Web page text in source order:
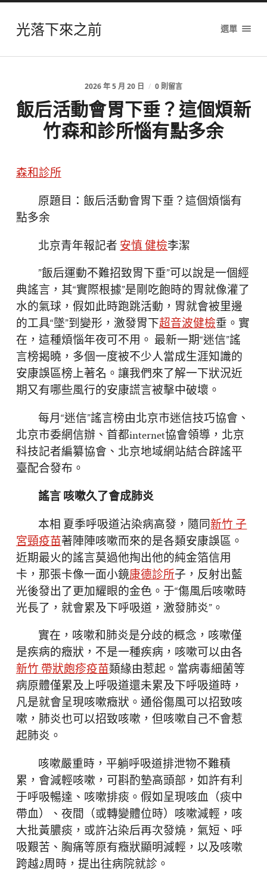
光落下來之前 選單
2026 年 5 月 20 日 / 0 則留言
飯后活動會胃下垂？這個煩新
竹森和診所惱有點多余
森和診所
原題目：飯后活動會胃下垂？這個煩惱有
點多余
北京青年報記者 安慎 健檢李潔
”飯后運動不難招致胃下垂”可以說是一個經
典謠言，其“實際根據”是剛吃飽時的胃就像灌了
水的氣球，假如此時跑跳活動，胃就會被里邊
的工具“墜”到變形，激發胃下超音波健檢垂。實
在，這種煩惱年夜可不用。 最新一期“迷信”謠
言榜揭曉，多個一度被不少人當成生涯知識的
安康誤區榜上著名。讓我們來了解一下狀況近
期又有哪些風行的安康謊言被擊中破壞。
每月“迷信”謠言榜由北京市迷信技巧協會、
北京市委網信辦、首都internet協會領導，北京
科技記者編纂協會、北京地域網站結合辟謠平
臺配合發布。
謠言 咳嗽久了會成肺炎
本相 夏季呼吸道沾染病高發，隨同新竹 子
宮頸疫苗著陣陣咳嗽而來的是各類安康誤區。
近期最火的謠言莫過他掏出他的純金箔信用
卡，那張卡像一面小鏡康德診所子，反射出藍
光後發出了更加耀眼的金色。于“傷風后咳嗽時
光長了，就會累及下呼吸道，激發肺炎”。
實在，咳嗽和肺炎是分歧的概念，咳嗽僅
是疾病的癥狀，不是一種疾病，咳嗽可以由各
新竹 帶狀皰疹疫苗類緣由惹起。當病毒細菌等
病原體僅累及上呼吸道還未累及下呼吸道時，
凡是就會呈現咳嗽癥狀。通俗傷風可以招致咳
嗽，肺炎也可以招致咳嗽，但咳嗽自己不會惹
起肺炎。
咳嗽嚴重時，平躺呼吸道排泄物不難積
累，會減輕咳嗽，可斟酌墊高頭部，如許有利
于呼吸暢達、咳嗽排痰。假如呈現咳血（痰中
帶血）、夜間（或轉變體位時）咳嗽減輕，咳
大批黃膿痰，或許沾染后再次發燒，氣短、呼
吸艱苦、胸痛等原有癥狀顯明減輕，以及咳嗽
跨越2周時，提出往病院就診。